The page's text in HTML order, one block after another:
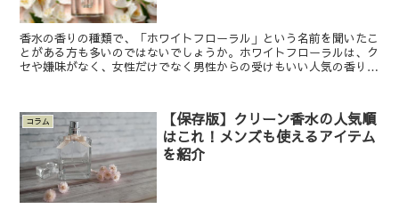
香水の香りの種類で、「ホワイトフローラル」という名前を聞いたこ
とがある方も多いのではないでしょうか。ホワイトフローラルは、ク
セや嫌味がなく、女性だけでなく男性からの受けもいい人気の香りで
コラム
【保存版】クリーン香水の人気順
はこれ！メンズも使えるアイテム
を紹介